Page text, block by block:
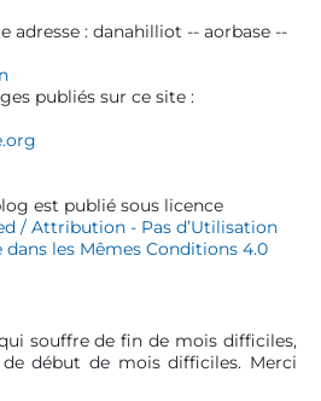
adresse : danahilliot -- aorbase --
publiés sur ce site :
est publié sous licence
souffre de fin de mois difficiles,
début de mois difficiles. Merci